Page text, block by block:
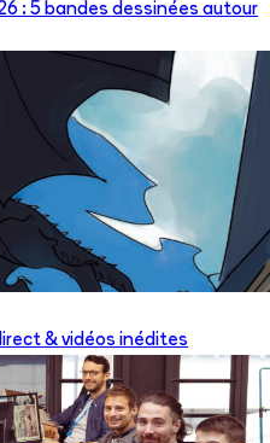
: 5 bandes dessinées autour
& vidéos inédites